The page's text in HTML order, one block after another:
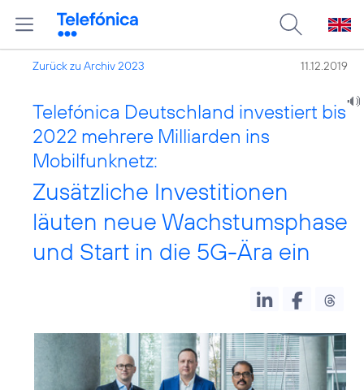
Zurück zu Archiv 2023 11.12.2019
Telefónica Deutschland investiert bis
2022 mehrere Milliarden ins
Mobilfunknetz:
Zusätzliche Investitionen
läuten neue Wachstumsphase
und Start in die 5G-Ära ein